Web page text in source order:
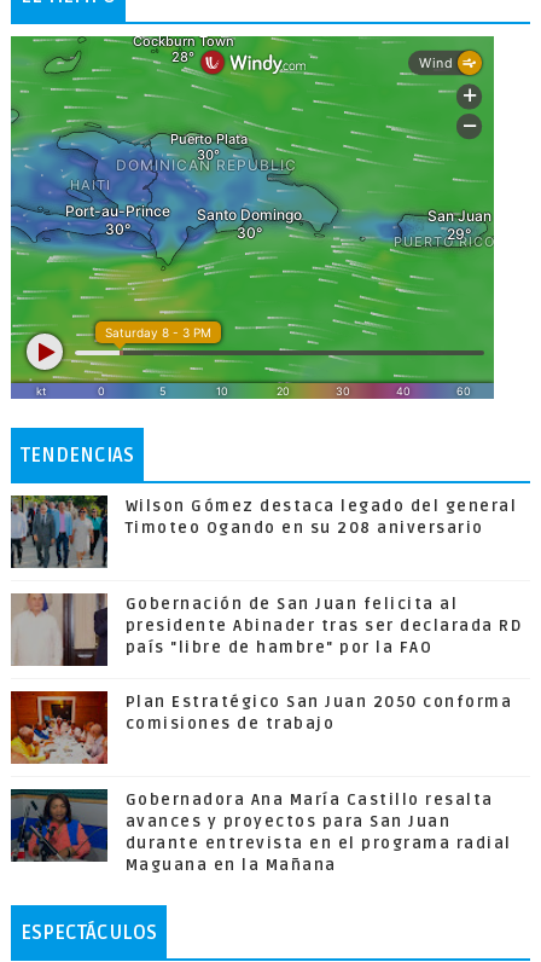
TENDENCIAS
Wilson Gómez destaca legado del general
Timoteo Ogando en su 208 aniversario
Gobernación de San Juan felicita al
presidente Abinader tras ser declarada RD
país "libre de hambre" por la FAO
Plan Estratégico San Juan 2050 conforma
comisiones de trabajo
Gobernadora Ana María Castillo resalta
avances y proyectos para San Juan
durante entrevista en el programa radial
Maguana en la Mañana
ESPECTÁCULOS